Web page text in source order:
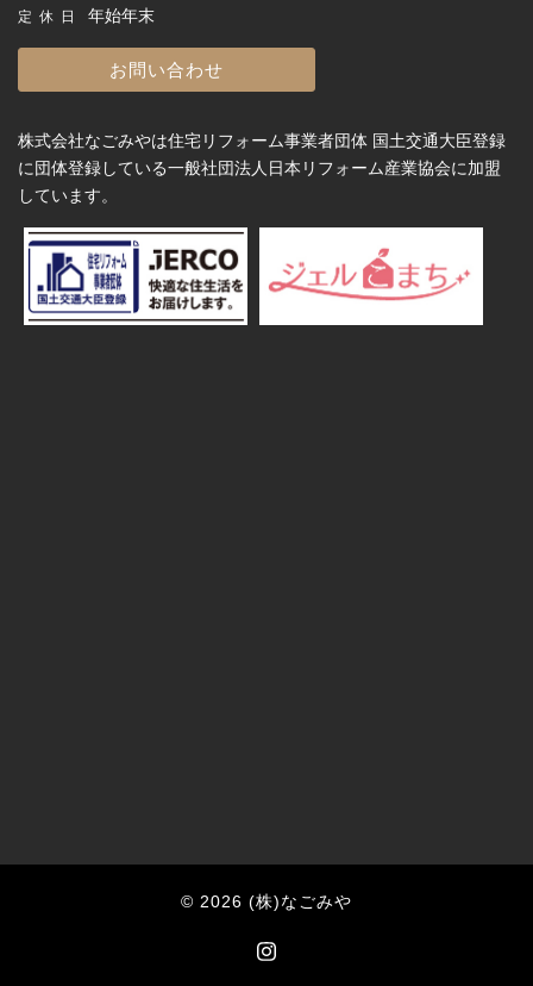
定休日 年始年末
お問い合わせ
株式会社なごみやは住宅リフォーム事業者団体 国土交通大臣登録
に団体登録している一般社団法人日本リフォーム産業協会に加盟
しています。
© 2026 (株)なごみや
https://www.instagram.com/